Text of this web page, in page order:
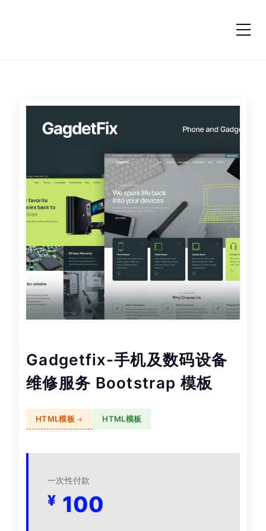
Gadgetfix-手机及数码设备
维修服务 Bootstrap 模板
HTML模板 HTML模板
一次性付款
¥ 100